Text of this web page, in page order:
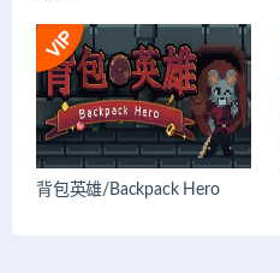
背包英雄/Backpack Hero